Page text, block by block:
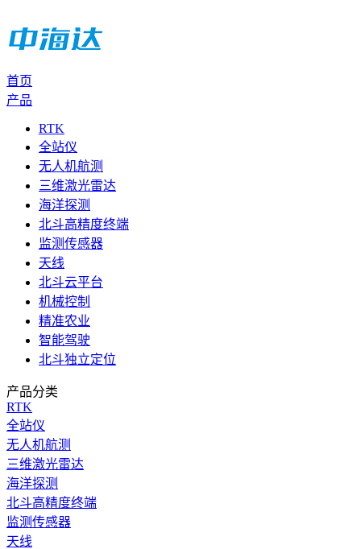
首页
产品
RTK
全站仪
无人机航测
三维激光雷达
海洋探测
北斗高精度终端
监测传感器
天线
北斗云平台
机械控制
精准农业
智能驾驶
北斗独立定位
产品分类
RTK
全站仪
无人机航测
三维激光雷达
海洋探测
北斗高精度终端
监测传感器
天线